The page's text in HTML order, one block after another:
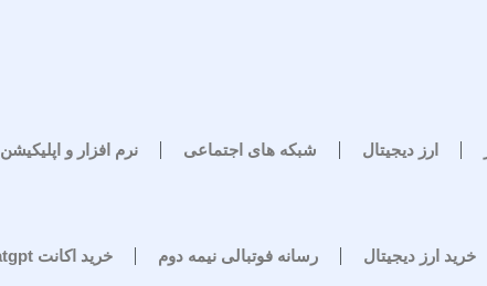
ارز دیجیتال شبکه های اجتماعی نرم افزار و اپلیکیشن
خرید ارز دیجیتال رسانه فوتبالی نیمه دوم خرید اکانت chatgpt